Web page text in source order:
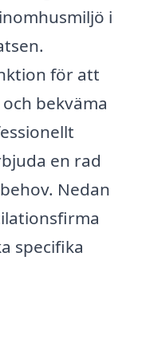
i
för att
bekväma
en rad
Nedan
specifika